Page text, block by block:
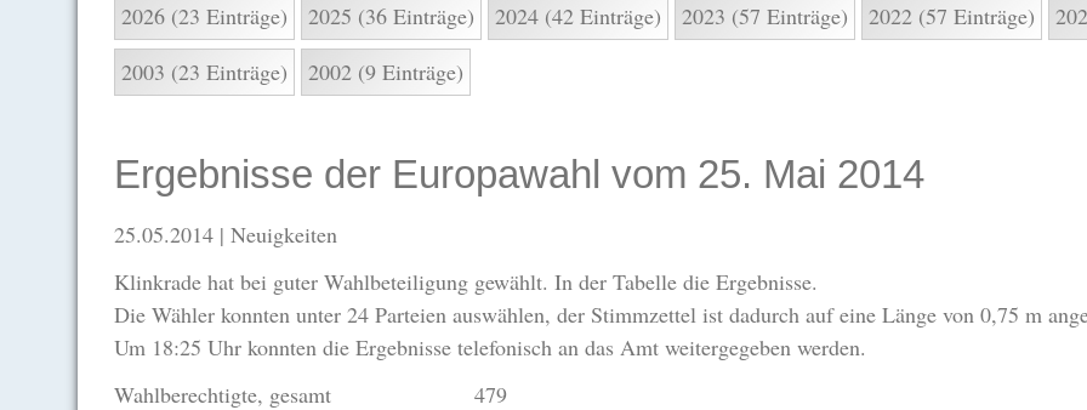
2026 (23 Einträge) 2025 (36 Einträge) 2024 (42 Einträge) 2023 (57 Einträge) 2022 (57 Einträge)
2003 (23 Einträge)
2002 (9 Einträge)
Ergebnisse der Europawahl vom 25. Mai 2014
25.05.2014 | Neuigkeiten
Klinkrade hat bei guter Wahlbeteiligung gewählt. In der Tabelle die Ergebnisse.
Die Wähler konnten unter 24 Parteien auswählen, der Stimmzettel ist dadurch auf eine Länge von 0,75 m
Um 18:25 Uhr konnten die Ergebnisse telefonisch an das Amt weitergegeben werden.
Wahlberechtigte, gesamt
479